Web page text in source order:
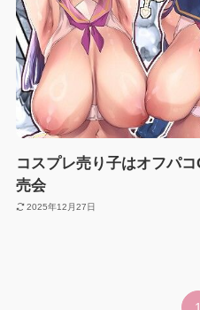
コスプレ売り子はオフパ
売会
2025年12月27日
1